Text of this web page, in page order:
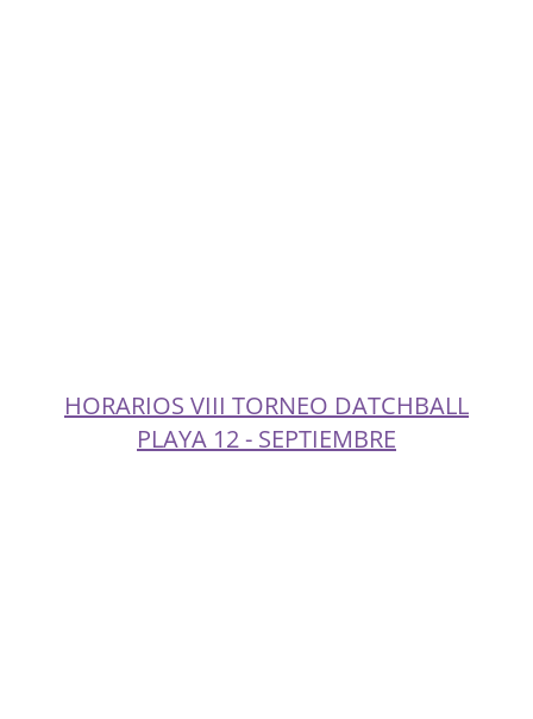
HORARIOS VIII TORNEO DATCHBALL
PLAYA 12 - SEPTIEMBRE